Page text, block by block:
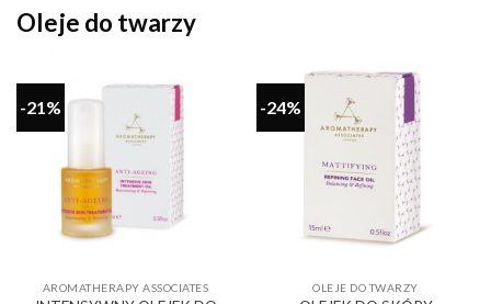
Oleje do twarzy
-21%
AROMATHERAPY ASSOCIATES
-24%
OLEJE DO TWARZY